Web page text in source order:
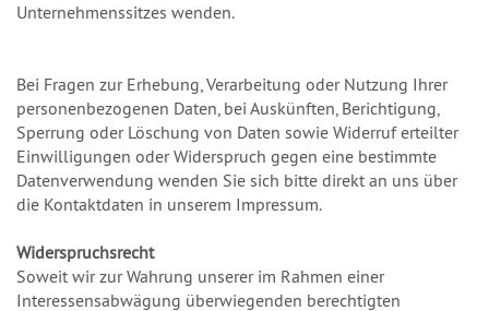
Unternehmenssitzes wenden.
Bei Fragen zur Erhebung, Verarbeitung oder Nutzung Ihrer
personenbezogenen Daten, bei Auskünften, Berichtigung,
Sperrung oder Löschung von Daten sowie Widerruf erteilter
Einwilligungen oder Widerspruch gegen eine bestimmte
Datenverwendung wenden Sie sich bitte direkt an uns über
die Kontaktdaten in unserem Impressum.
Widerspruchsrecht
Soweit wir zur Wahrung unserer im Rahmen einer
Interessensabwägung überwiegenden berechtigten